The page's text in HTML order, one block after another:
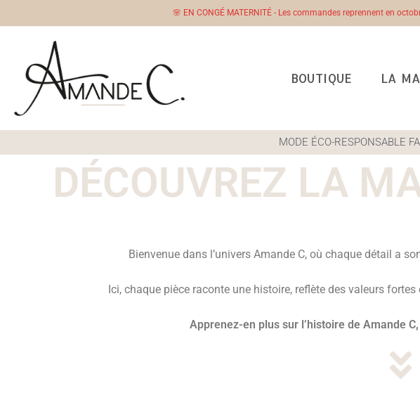
🌸 EN CONGÉ MATERNITÉ - Les commandes reprennent en
BOUTIQUE LA
MODE ÉCO-RESPONSABLE
DÉCOUVREZ LA
Bienvenue dans l’univers Amande C, où chaque détail a
Ici, chaque pièce raconte une histoire, reflète des valeurs
Apprenez-en plus sur l’histoire de Amande